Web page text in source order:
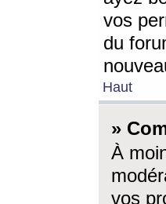
vos
du
Haut
»
À
vos